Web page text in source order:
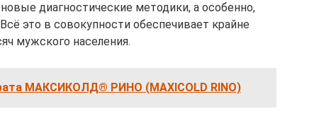
диагностические методики, а особенно,
это в совокупности обеспечивает крайне
мужского населения.
МАКСИКОЛД® РИНО (MAXICOLD RINO)